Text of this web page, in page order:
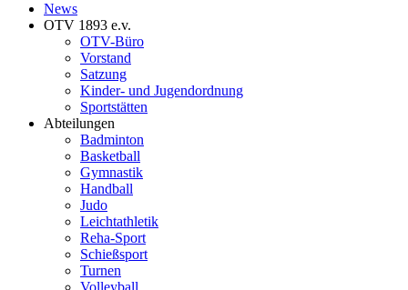
News
OTV 1893 e.v.
OTV-Büro
Vorstand
Satzung
Kinder- und Jugendordnung
Sportstätten
Abteilungen
Badminton
Basketball
Gymnastik
Handball
Judo
Leichtathletik
Reha-Sport
Schießsport
Turnen
Volleyball